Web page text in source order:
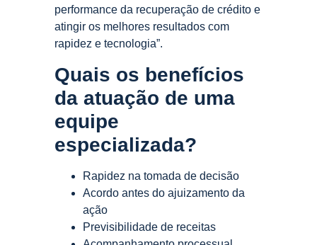
performance da recuperação de crédito e
atingir os melhores resultados com
rapidez e tecnologia”.
Quais os benefícios
da atuação de uma
equipe
especializada?
Rapidez na tomada de decisão
Acordo antes do ajuizamento da
ação
Previsibilidade de receitas